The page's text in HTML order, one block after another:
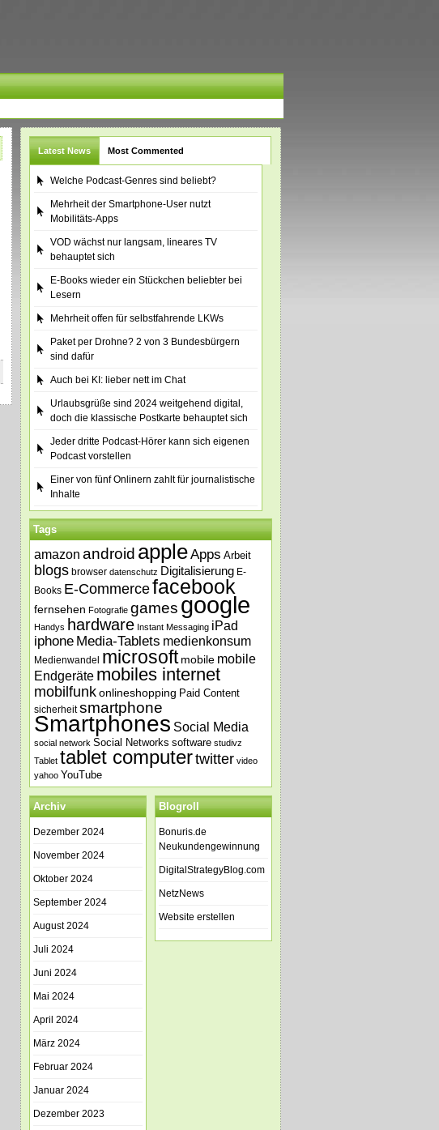
Latest News Most Commented
Welche Podcast-Genres sind beliebt?
Mehrheit der Smartphone-User nutzt
Mobilitäts-Apps
VOD wächst nur langsam, lineares TV
behauptet sich
E-Books wieder ein Stückchen beliebter bei
Lesern
Mehrheit offen für selbstfahrende LKWs
Paket per Drohne? 2 von 3 Bundesbürgern
sind dafür
Auch bei KI: lieber nett im Chat
Urlaubsgrüße sind 2024 weitgehend digital,
doch die klassische Postkarte behauptet sich
Jeder dritte Podcast-Hörer kann sich eigenen
Podcast vorstellen
Einer von fünf Onlinern zahlt für journalistische
Inhalte
Tags
amazon android appleApps Arbeit
blogs browser datenschutz Digitalisierung E-
Books E-Commercefacebook
fernsehen Fotografie games google
Handys hardware Instant Messaging iPad
iphone Media-Tablets medienkonsum
Medienwandel microsoft mobile mobile
Endgeräte mobiles internet
mobilfunkonlineshopping Paid Content
sicherheit smartphone
Smartphones Social Media
social network Social Networks software studivz
Tablet tablet computertwitter video
yahoo YouTube
Archiv
Dezember 2024
November 2024
Oktober 2024
September 2024
August 2024
Juli 2024
Juni 2024
Mai 2024
April 2024
März 2024
Februar 2024
Januar 2024
Dezember 2023
Blogroll
Bonuris.de
Neukundengewinnung
DigitalStrategyBlog.com
NetzNews
Website erstellen